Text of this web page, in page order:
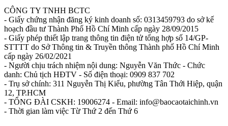
CÔNG TY TNHH BCTC
- Giấy chứng nhận đăng ký kinh doanh số: 0313459793 do sở kế
hoạch đầu tư Thành Phố Hồ Chí Minh cấp ngày 28/09/2015
- Giấy phép thiết lập trang thông tin điện tử tổng hợp số 14/GP-
STTTT do Sở Thông tin & Truyền thông Thành phố Hồ Chí Minh
cấp ngày 26/02/2021
- Người chịu trách nhiệm nội dung: Nguyễn Văn Thức - Chức
danh: Chủ tịch HĐTV - Số điện thoại: 0909 837 702
- Trụ sở chính: 311 Nguyễn Thị Kiểu, phường Tân Thới Hiệp, quận
12, TP.HCM
- TỔNG ĐÀI CSKH: 19006274 - Email: info@baocaotaichinh.vn
- Thời gian làm việc Từ Thứ 2 đến Thứ 6